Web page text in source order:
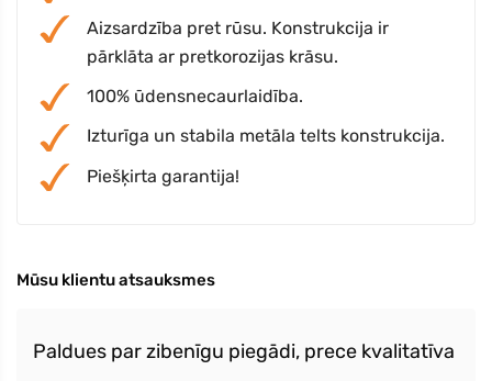
Aizsardzība pret rūsu. Konstrukcija ir
pārklāta ar pretkorozijas krāsu.
100% ūdensnecaurlaidība.
Izturīga un stabila metāla telts konstrukcija.
Piešķirta garantija!
Mūsu klientu atsauksmes
Paldues par zibenīgu piegādi, prece kvalitatīva